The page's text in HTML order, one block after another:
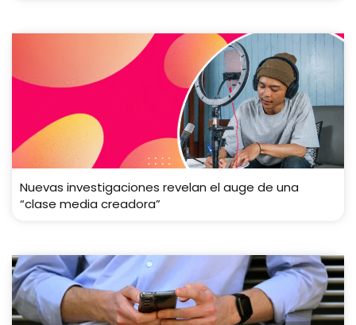
Nuevas investigaciones revelan el auge de una
“clase media creadora”